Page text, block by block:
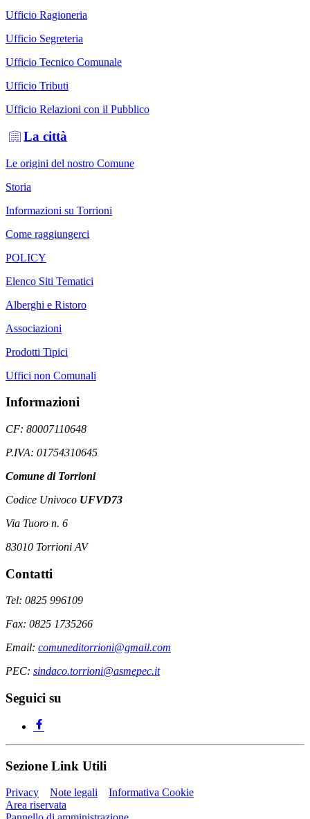
Ufficio Ragioneria
Ufficio Segreteria
Ufficio Tecnico Comunale
Ufficio Tributi
Ufficio Relazioni con il Pubblico
La città
Le origini del nostro Comune
Storia
Informazioni su Torrioni
Come raggiungerci
POLICY
Elenco Siti Tematici
Alberghi e Ristoro
Associazioni
Prodotti Tipici
Uffici non Comunali
Informazioni
CF: 80007110648
P.IVA: 01754310645
Comune di Torrioni
Codice Univoco UFVD73
Via Tuoro n. 6
83010 Torrioni AV
Contatti
Tel: 0825 996109
Fax: 0825 1735266
Email: comuneditorrioni@gmail.com
PEC: sindaco.torrioni@asmepec.it
Seguici su
Sezione Link Utili
Privacy Note legali
Informativa Cookie
Area riservata